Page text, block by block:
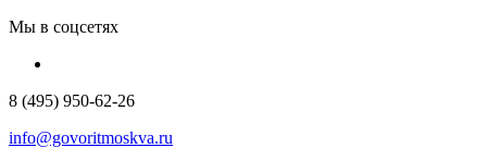
Мы в соцсетях
8 (495) 950-62-26
info@govoritmoskva.ru